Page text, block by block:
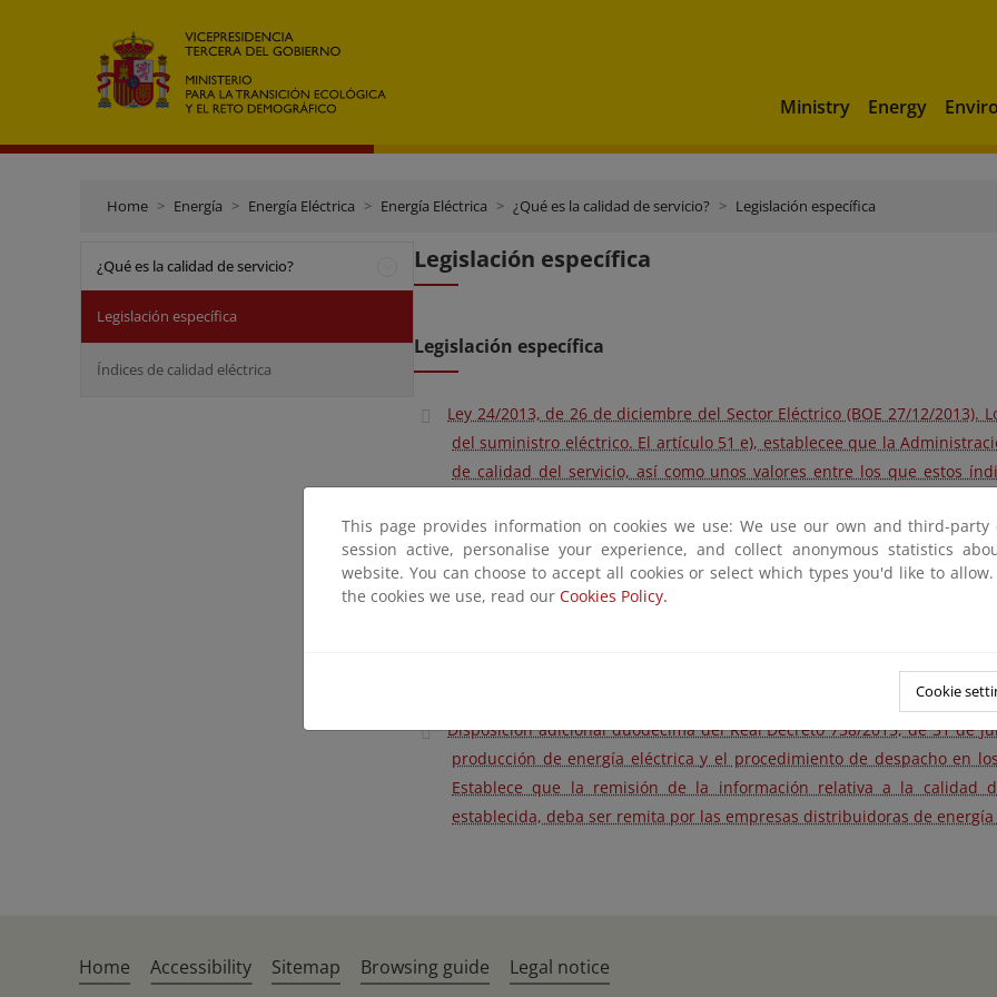
Ministry Energy
Home Energía Energía Eléctrica Energía Eléctrica ¿Qué es la calidad de servicio? Legislación específica
¿Qué es la calidad de servicio?
Legislación específica
Índices de calidad eléctrica
Legislación específica
Legislación específica
Ley 24/2013, de 26 de diciembre del Sector Eléctrico (BOE 27/12/
del suministro eléctrico. El artículo 51 e), establecee que la
de calidad del servicio, así como unos valores entre los que estos
individual como para cada zona geográfica atendida por un
empresas eléctricas de facilitar a la Administración la
determinación objetiva de la calidad del servicio.
Real Decreto 1955/2000, de 1 de diciembre (BOE 27/12/2000)Por el
comercialización, suministro y procedimientos de autorización de
Orden ECO/797/2002, de 22 de marzo (BOE 13/04/2002)Por la
Disposición adicional duodécima del Real Decreto 738/2015, de 31 de
producción de energía eléctrica y el procedimiento de despacho en
Establece que la remisión de la información relativa a la calidad
establecida, deba ser remita por las empresas distribuidoras de
This page provides information on cookies we use: We use our own and third-party
session active, personalise your experience, and collect anonymous statistics
website. You can choose to accept all cookies or select which types you'd like to
the cookies we use, read our Cookies Policy.
Cookie
Home Accessibility Sitemap Browsing guide Legal notice